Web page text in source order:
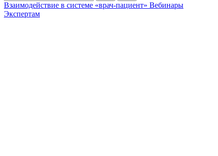
Взаимодействие в системе «врач-пациент» Вебинары
Экспертам